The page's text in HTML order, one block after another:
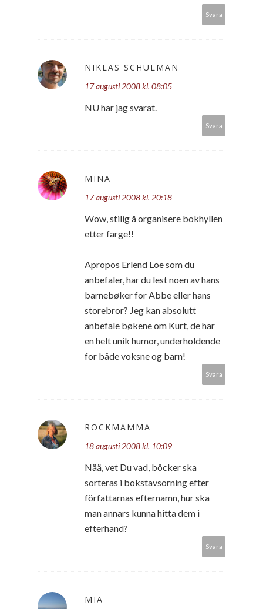
Svara
NIKLAS SCHULMAN
17 augusti 2008 kl. 08:05
NU har jag svarat.
Svara
MINA
17 augusti 2008 kl. 20:18
Wow, stilig å organisere bokhyllen
etter farge!!
Apropos Erlend Loe som du
anbefaler, har du lest noen av hans
barnebøker for Abbe eller hans
storebror? Jeg kan absolutt
anbefale bøkene om Kurt, de har
en helt unik humor, underholdende
for både voksne og barn!
Svara
ROCKMAMMA
18 augusti 2008 kl. 10:09
Nää, vet Du vad, böcker ska
sorteras i bokstavsorning efter
författarnas efternamn, hur ska
man annars kunna hitta dem i
efterhand?
Svara
MIA